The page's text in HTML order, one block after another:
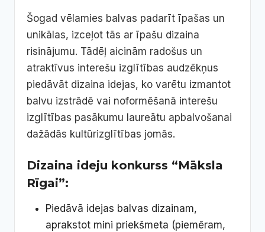
Šogad vēlamies balvas padarīt īpašas un
unikālas, izceļot tās ar īpašu dizaina
risinājumu. Tādēļ aicinām radošus un
atraktīvus interešu izglītības audzēkņus
piedāvāt dizaina idejas, ko varētu izmantot
balvu izstrādē vai noformēšanā interešu
izglītības pasākumu laureātu apbalvošanai
dažādās kultūrizglītības jomās.
Dizaina ideju konkurss “Māksla
Rīgai”:
Piedāvā idejas balvas dizainam,
aprakstot mini priekšmeta (piemēram,